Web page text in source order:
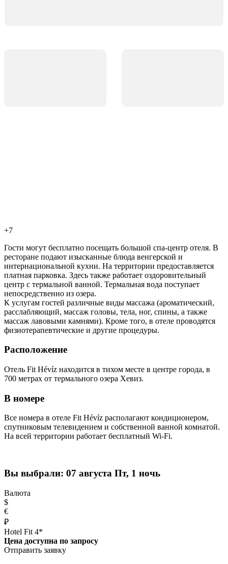
+7
Гости могут бесплатно посещать большой спа-центр отеля. В
ресторане подают изысканные блюда венгерской и
интернациональной кухни. На территории предоставляется
платная парковка. Здесь также работает оздоровительный
центр с термальной ванной. Термальная вода поступает
непосредственно из озера.
К услугам гостей различные виды массажа (ароматический,
расслабляющий, массаж головы, тела, ног, спины, а также
массаж лавовыми камнями). Кроме того, в отеле проводятся
физиотерапевтические и другие процедуры.
Расположение
Отель Fit Hévíz находится в тихом месте в центре города, в
700 метрах от термального озера Хевиз.
В номере
Все номера в отеле Fit Hévíz располагают кондиционером,
спутниковым телевидением и собственной ванной комнатой.
На всей территории работает бесплатный Wi-Fi.
Вы выбрали: 07 августа Пт, 1 ночь
Валюта
$
€
₽
Hotel Fit 4*
Цена доступна по запросу
Отправить заявку